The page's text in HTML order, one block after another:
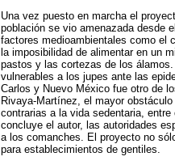
Una vez puesto en marcha el
población se vio amenazada desde
factores medioambientales como el
la imposibilidad de alimentar en un
pastos y las cortezas de los
vulnerables a los jupes ante las
Carlos y Nuevo México fue otro de
Rivaya-Martínez, el mayor
contrarias a la vida sedentaria,
concluye el autor, las autoridades
a los comanches. El proyecto no
para establecimientos de gentiles.